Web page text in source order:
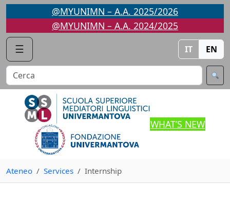
Skip
to
content
@MYUNIMN – A.A. 2025/2026
@MYUNIMN – A.A. 2024/2025
☰ IT EN
WHAT’S NEW
Ateneo Services Internship